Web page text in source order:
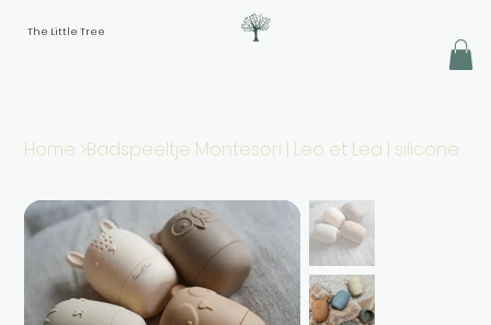
The Little Tree
Home >Badspeeltje Montesori | Leo et Lea | silicone